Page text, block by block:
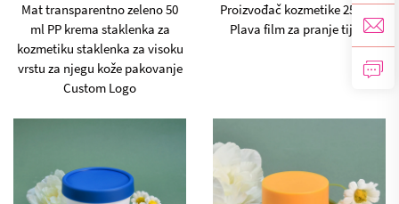
Mat transparentno zeleno 50
ml PP krema staklenka za
kozmetiku staklenka za visoku
vrstu za njegu kože pakovanje
Custom Logo
Proizvođač kozmetike 250 ml
Plava film za pranje tijela